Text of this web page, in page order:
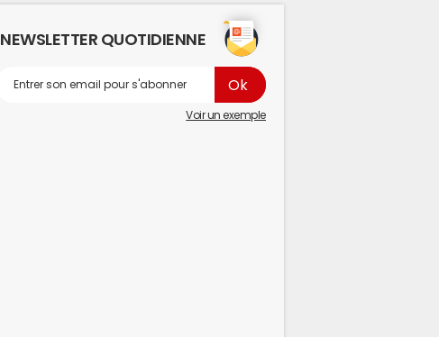
NEWSLETTER QUOTIDIENNE
Voir un exemple